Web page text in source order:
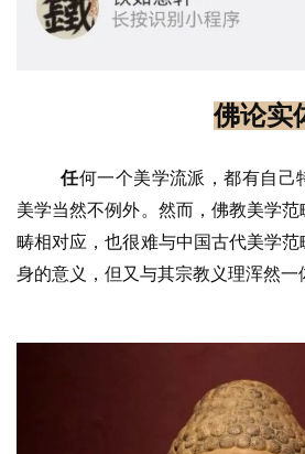
佛论实
任何一个美学流派，都有自己
美学当然不例外。然而，佛教美学
畴相对应，也很难与中国古代美学
身的意义，但又与其宗教义理浑然一